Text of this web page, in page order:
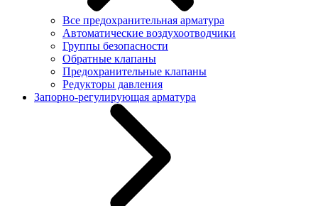
Все предохранительная арматура
Автоматические воздухоотводчики
Группы безопасности
Обратные клапаны
Предохранительные клапаны
Редукторы давления
Запорно-регулирующая арматура